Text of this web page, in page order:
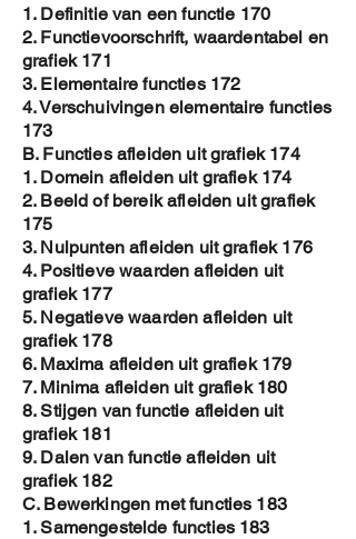
1. Definitie van een functie 170
2. Functievoorschrift, waardentabel en
grafiek 171
3. Elementaire functies 172
4. Verschuivingen elementaire functies
173
B. Functies afleiden uit grafiek 174
1. Domein afleiden uit grafiek 174
2. Beeld of bereik afleiden uit grafiek
175
3. Nulpunten afleiden uit grafiek 176
4. Positieve waarden afleiden uit
grafiek 177
5. Negatieve waarden afleiden uit
grafiek 178
6. Maxima afleiden uit grafiek 179
7. Minima afleiden uit grafiek 180
8. Stijgen van functie afleiden uit
grafiek 181
9. Dalen van functie afleiden uit
grafiek 182
C. Bewerkingen met functies 183
1. Samengestelde functies 183